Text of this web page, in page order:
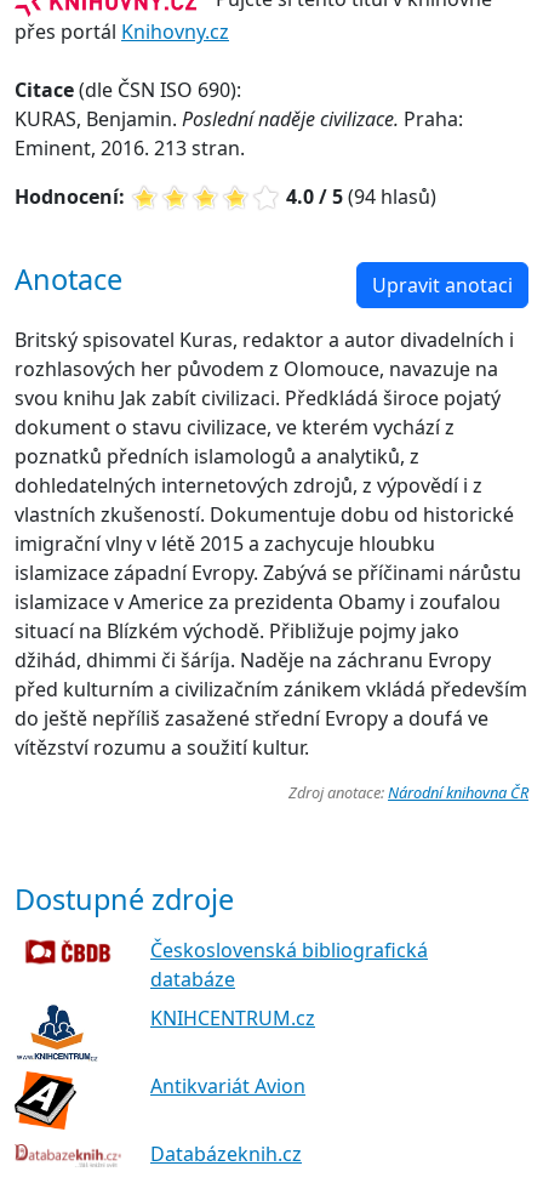
přes portál Knihovny.cz
Citace(dle ČSN ISO 690):
KURAS, Benjamin. Poslední naděje civilizace. Praha:
Eminent, 2016. 213 stran.
Hodnocení:
4.0 / 5(94 hlasů)
Anotace Upravit anotaci
Britský spisovatel Kuras, redaktor a autor divadelních i
rozhlasových her původem z Olomouce, navazuje na
svou knihu Jak zabít civilizaci. Předkládá široce pojatý
dokument o stavu civilizace, ve kterém vychází z
poznatků předních islamologů a analytiků, z
dohledatelných internetových zdrojů, z výpovědí i z
vlastních zkušeností. Dokumentuje dobu od historické
imigrační vlny v létě 2015 a zachycuje hloubku
islamizace západní Evropy. Zabývá se příčinami nárůstu
islamizace v Americe za prezidenta Obamy i zoufalou
situací na Blízkém východě. Přibližuje pojmy jako
džihád, dhimmi či šáríja. Naděje na záchranu Evropy
před kulturním a civilizačním zánikem vkládá především
do ještě nepříliš zasažené střední Evropy a doufá ve
vítězství rozumu a soužití kultur.
Zdroj anotace:Národní knihovna ČR
Dostupné zdroje
Československá bibliografická
databáze
KNIHCENTRUM.cz
Antikvariát Avion
Databázeknih.cz